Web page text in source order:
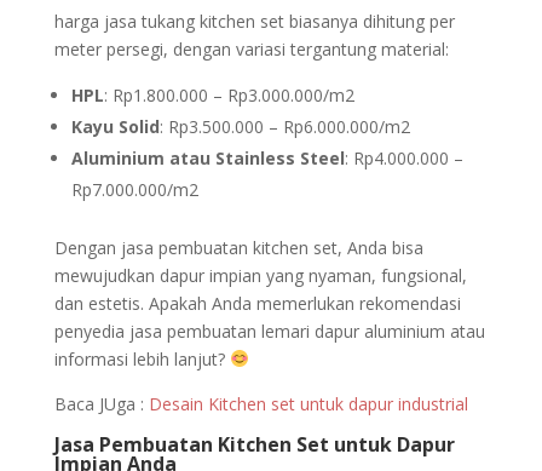
harga jasa tukang kitchen set biasanya dihitung per
meter persegi, dengan variasi tergantung material:
HPL: Rp1.800.000 – Rp3.000.000/m2
Kayu Solid: Rp3.500.000 – Rp6.000.000/m2
Aluminium atau Stainless Steel: Rp4.000.000 –
Rp7.000.000/m2
Dengan jasa pembuatan kitchen set, Anda bisa
mewujudkan dapur impian yang nyaman, fungsional,
dan estetis. Apakah Anda memerlukan rekomendasi
penyedia jasa pembuatan lemari dapur aluminium atau
informasi lebih lanjut?
Baca JUga : Desain Kitchen set untuk dapur industrial
Jasa Pembuatan Kitchen Set untuk Dapur
Impian Anda